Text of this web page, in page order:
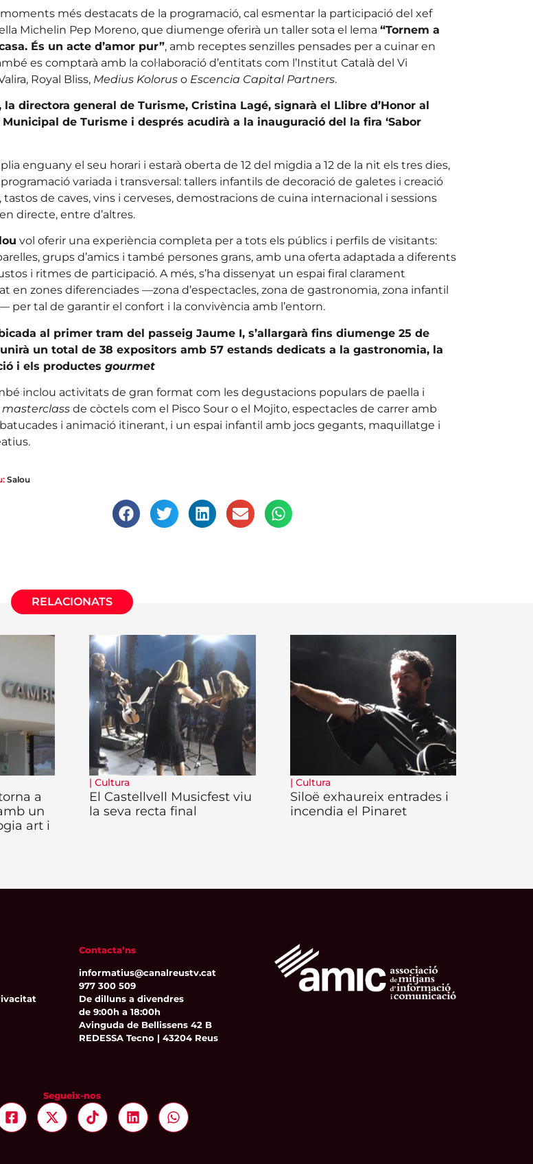
més destacats de la programació, cal esmentar la participació del xef
Michelin Pep Moreno, que diumenge oferirà un taller sota el lema “Tornem a
És un acte d’amor pur”, amb receptes senzilles pensades per a cuinar en
es comptarà amb la col·laboració d’entitats com l’Institut Català del Vi
Royal Bliss, Medius Koloruso Escencia Capital Partners.
la directora general de Turisme, Cristina Lagé, signarà el Llibre d’Honor al
de Turisme i després acudirà a la inauguració del la fira ‘Sabor
enguany el seu horari i estarà oberta de 12 del migdia a 12 de la nit els tres dies,
variada i transversal: tallers infantils de decoració de galetes i creació
tastos de caves, vins i cerveses, demostracions de cuina internacional i sessions
directe, entre d’altres.
vol oferir una experiència completa per a tots els públics i perfils de visitants:
grups d’amics i també persones grans, amb una oferta adaptada a diferents
i ritmes de participació. A més, s’ha dissenyat un espai firal clarament
en zones diferenciades —zona d’espectacles, zona de gastronomia, zona infantil
per tal de garantir el confort i la convivència amb l’entorn.
al primer tram del passeig Jaume I, s’allargarà fins diumenge 25 de
un total de 38 expositors amb 57 estands dedicats a la gastronomia, la
i els productes gourmet
inclou activitats de gran format com les degustacions populars de paella i
masterclassde còctels com el Pisco Sour o el Mojito, espectacles de carrer amb
i animació itinerant, i un espai infantil amb jocs gegants, maquillatge i
Salou
RELACIONATS
a
un
art i
| Cultura
El Castellvell Musicfest viu
la seva recta final
| Cultura
Siloë exhaureix entrades i
incendia el Pinaret
Contacta’ns
informatius@canalreustv.cat
977 300 509
De dilluns a divendres
de 9:00h a 18:00h
Avinguda de Bellissens 42 B
REDESSA Tecno | 43204 Reus
Segueix-nos